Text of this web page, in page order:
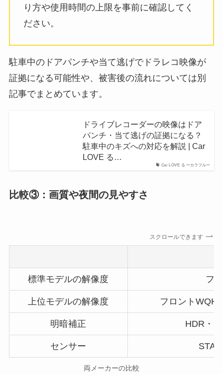
り方や使用時間の上限を事前に確認してく
ださい。
駐車中のドアパンチや当て逃げでドラレコ映像が
証拠になる可能性や、被害後の流れについては別
記事でまとめています。
Car LOVE る ーカラフルー
ドライブレコーダーの映像はドア
パンチ・当て逃げの証拠になる？
駐車中のキズへの対応を解説 | Car
LOVE る…
比較③：画質や夜間の見やすさ
スクロールできます
標準モデルの解像度 フ
上位モデルの解像度 フロント
明暗補正 HDR・
センサー
両メーカーの比較